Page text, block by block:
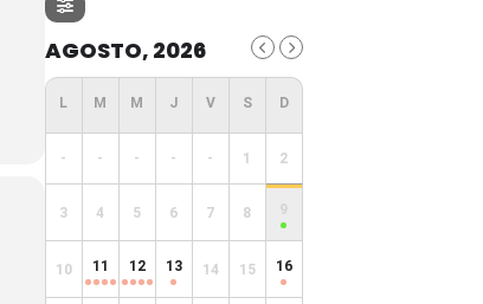
AGOSTO, 2026
- - - - - 1 2
3 4 5 6 7 8 9
10 11 12 13 14 15 16